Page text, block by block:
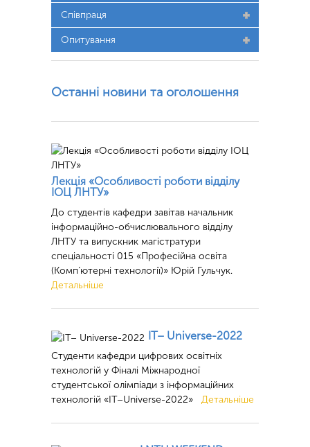
Співпраця
Опитування
Останні новини та оголошення
Лекція «Особливості роботи відділу
ІОЦ ЛНТУ»
До студентів кафедри завітав начальник
інформаційно-обчислювального відділу
ЛНТУ та випускник магістратури
спеціальності 015 «Професійна освіта
(Комп’ютерні технології)» Юрій Гульчук.
Детальніше
ІТ– Universe-2022
Студенти кафедри цифрових освітніх
технологій у Фіналі Міжнародної
студентської олімпіади з інформаційних
технологій «ІТ–Universe-2022» Детальніше